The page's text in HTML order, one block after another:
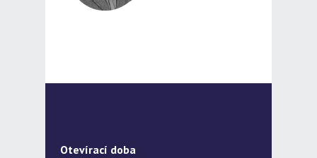
Otevírací doba